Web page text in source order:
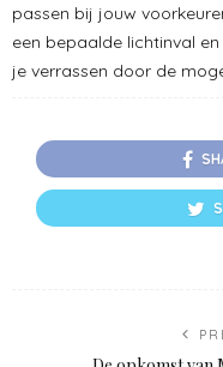
passen bij jouw
een bepaalde lichtinval
je verrassen door de